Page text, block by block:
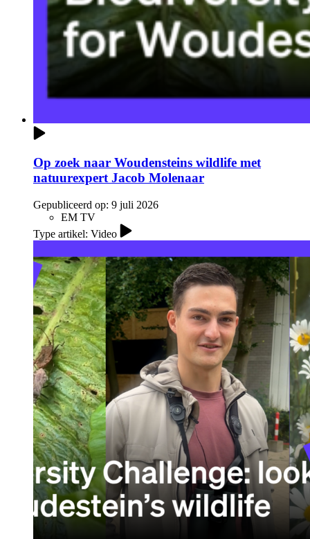
Op zoek naar Woudensteins wildlife met
natuurexpert Jacob Molenaar
Gepubliceerd op: 9 juli 2026
EM TV
Type artikel: Video